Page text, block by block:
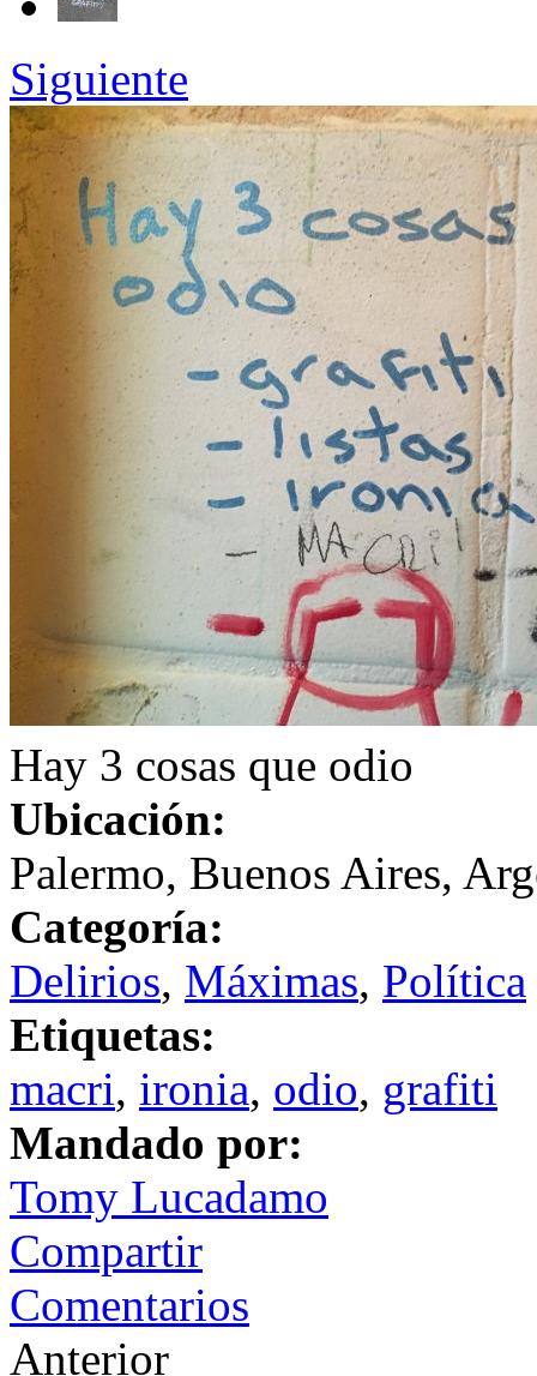
Siguiente
Hay 3 cosas que odio
Ubicación:
Palermo, Buenos Aires,
Categoría:
Delirios, Máximas, Política
Etiquetas:
macri, ironia, odio, grafiti
Mandado por:
Tomy Lucadamo
Compartir
Comentarios
Anterior